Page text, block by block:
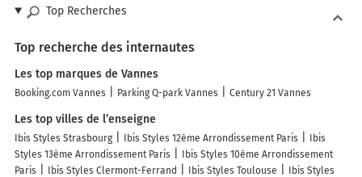
Top Recherches
Top recherche des internautes
Les top marques de Vannes
Booking.com Vannes Parking Q-park Vannes Century 21 Vannes
Les top villes de l’enseigne
Ibis Styles Strasbourg Ibis Styles 12ème Arrondissement Paris
Ibis
Styles 13ème Arrondissement Paris
Ibis Styles 10ème Arrondissement
Paris
Ibis Styles Clermont-Ferrand Ibis Styles Toulouse
Ibis Styles